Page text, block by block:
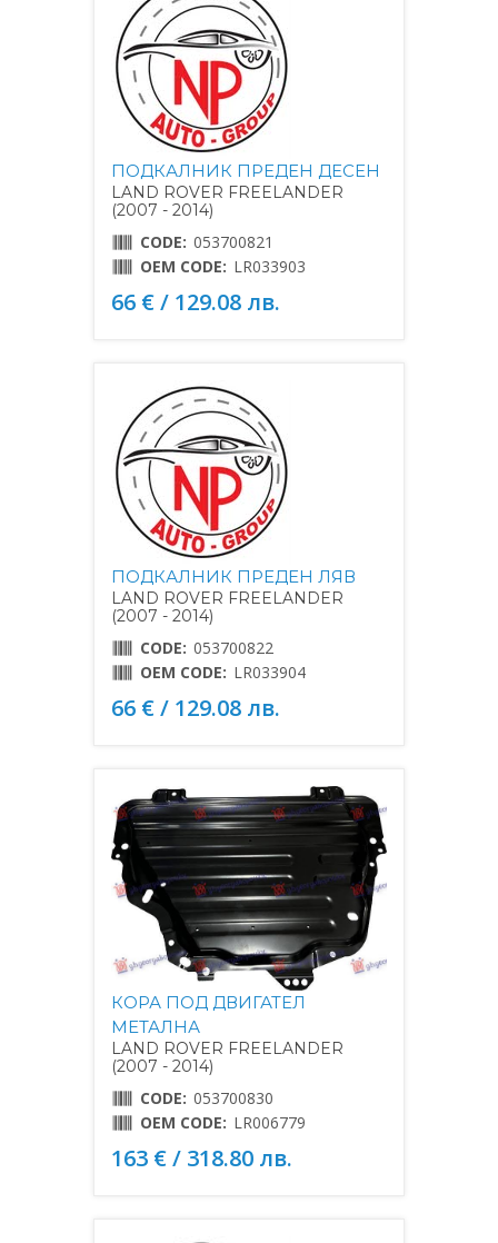
ПОДКАЛНИК ПРЕДЕН ДЕСЕН
LAND ROVER FREELANDER
(2007 - 2014)
CODE: 053700821
OEM CODE: LR033903
66 € / 129.08 лв.
ПОДКАЛНИК ПРЕДЕН ЛЯВ
LAND ROVER FREELANDER
(2007 - 2014)
CODE: 053700822
OEM CODE: LR033904
66 € / 129.08 лв.
КОРА ПОД ДВИГАТЕЛ
МЕТАЛНА
LAND ROVER FREELANDER
(2007 - 2014)
CODE: 053700830
OEM CODE: LR006779
163 € / 318.80 лв.